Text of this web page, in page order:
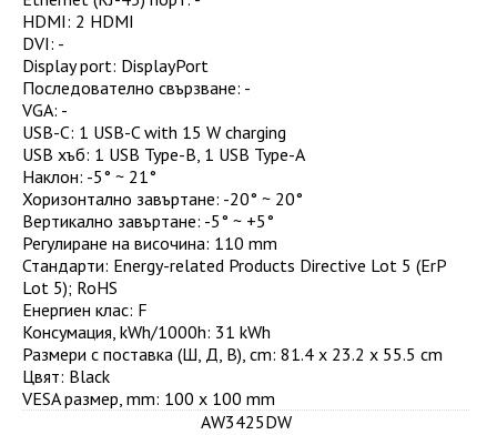
HDMI: 2 HDMI
DVI: -
Display port: DisplayPort
Последователно свързване: -
VGA: -
USB-C: 1 USB-C with 15 W charging
USB хъб: 1 USB Type-B, 1 USB Type-A
Наклон: -5° ~ 21°
Хоризонтално завъртане: -20° ~ 20°
Вертикално завъртане: -5° ~ +5°
Регулиране на височина: 110 mm
Стандарти: Energy-related Products Directive Lot 5 (ErP
Lot 5); RoHS
Енергиен клас: F
Консумация, kWh/1000h: 31 kWh
Размери с поставка (Ш, Д, В), cm: 81.4 x 23.2 x 55.5 cm
Цвят: Black
VESA размер, mm: 100 x 100 mm
AW3425DW